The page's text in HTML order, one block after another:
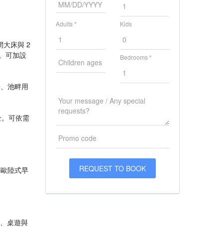
大床與 2
可加設
池畔用
可依需
陸式早
桌遊與
Adults * Kids
Bedrooms *